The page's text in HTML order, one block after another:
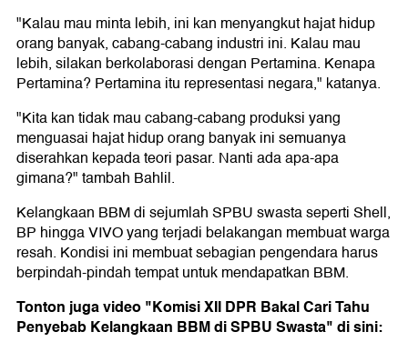
"Kalau mau minta lebih, ini kan menyangkut hajat hidup
orang banyak, cabang-cabang industri ini. Kalau mau
lebih, silakan berkolaborasi dengan Pertamina. Kenapa
Pertamina? Pertamina itu representasi negara," katanya.
"Kita kan tidak mau cabang-cabang produksi yang
menguasai hajat hidup orang banyak ini semuanya
diserahkan kepada teori pasar. Nanti ada apa-apa
gimana?" tambah Bahlil.
Kelangkaan BBM di sejumlah SPBU swasta seperti Shell,
BP hingga VIVO yang terjadi belakangan membuat warga
resah. Kondisi ini membuat sebagian pengendara harus
berpindah-pindah tempat untuk mendapatkan BBM.
Tonton juga video "Komisi XII DPR Bakal Cari Tahu
Penyebab Kelangkaan BBM di SPBU Swasta" di sini: